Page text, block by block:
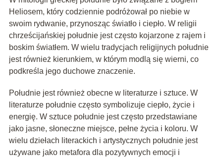
Heliosem, który codziennie podróżował po niebie w
swoim rydwanie, przynosząc światło i ciepło. W religii
chrześcijańskiej południe jest często kojarzone z rajem i
boskim światłem. W wielu tradycjach religijnych południe
jest również kierunkiem, w którym modlą się wierni, co
podkreśla jego duchowe znaczenie.
Południe jest również obecne w literaturze i sztuce. W
literaturze południe często symbolizuje ciepło, życie i
energię. W sztuce południe jest często przedstawiane
jako jasne, słoneczne miejsce, pełne życia i koloru. W
wielu dziełach literackich i artystycznych południe jest
używane jako metafora dla pozytywnych emocji i